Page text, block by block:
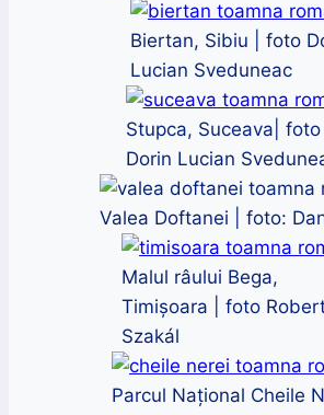
Biertan, Sibiu | foto
Lucian Sveduneac
Stupca, Suceava| foto
Dorin Lucian
Valea Doftanei | foto:
Malul râului Bega,
Timișoara | foto
Szakál
Parcul Național Cheile